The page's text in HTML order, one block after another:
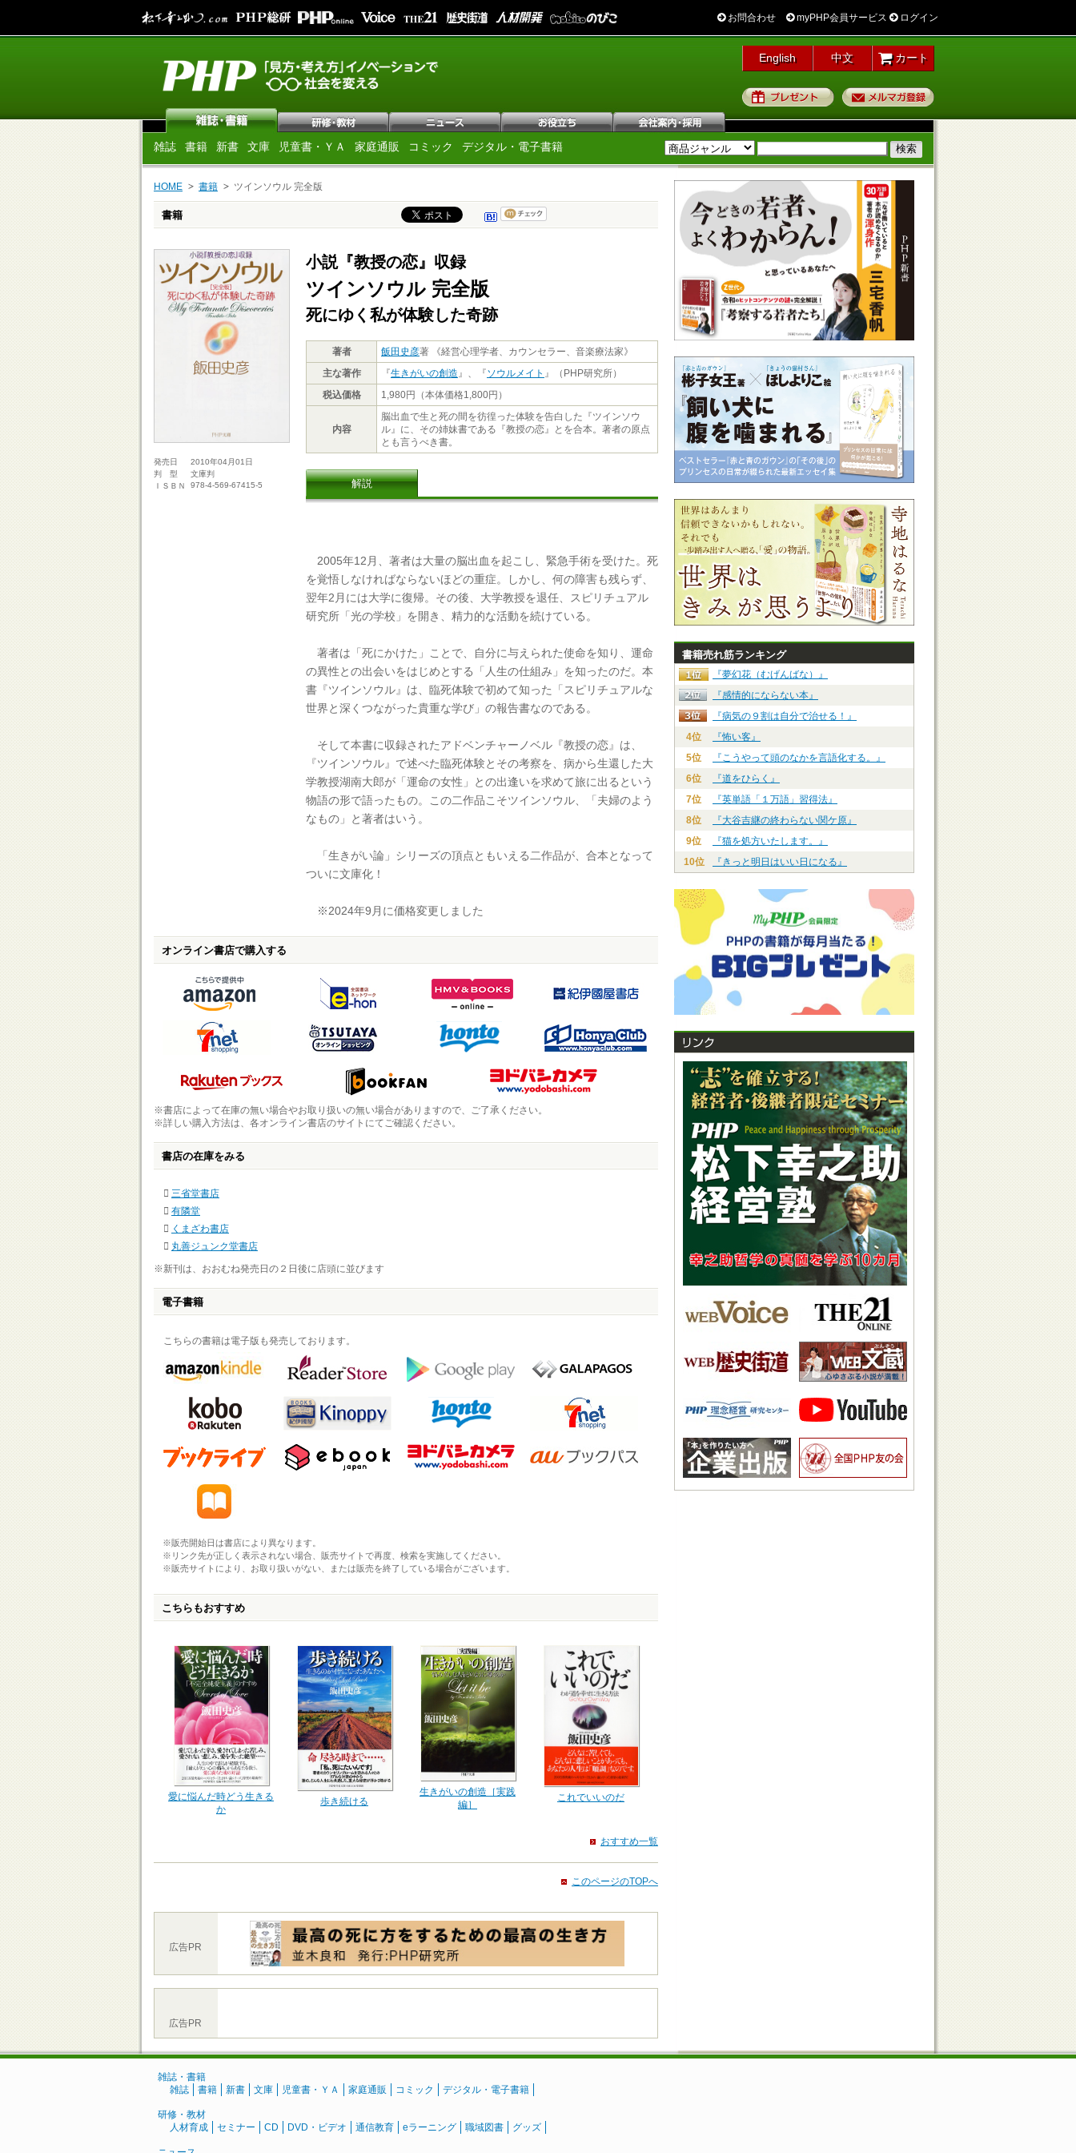
お問合わせ myPHP会員サービス ログイン
English 中文 カート
プレゼント
雑誌 書籍 新書 文庫 児童書・ＹＡ 家庭通販 コミック デジタル・電子書籍
HOME 書籍 ツインソウル 完全版
書籍
発売日
2010年04月01日
判 型
文庫判
ＩＳＢＮ
978-4-569-67415-5
小説『教授の恋』収録
ツインソウル 完全版
死にゆく私が体験した奇跡
著者 飯田史彦著 《経営心理学者、カウンセラー、音楽療法家》
主な著作
『生きがいの創造 』、『ソウルメイト 』（PHP研究所）
税込価格
1,980円（本体価格1,800円）
内容
脳出血で生と死の間を彷徨った体験を告白した『ツインソウ
ル』に、その姉妹書である『教授の恋』とを合本。著者の原点
とも言うべき書。
解説
2005年12月、著者は大量の脳出血を起こし、緊急手術を受けた。死
を覚悟しなければならないほどの重症。しかし、何の障害も残らず、
翌年2月には大学に復帰。その後、大学教授を退任、スピリチュアル
研究所「光の学校」を開き、精力的な活動を続けている。
著者は「死にかけた」ことで、自分に与えられた使命を知り、運命
の異性との出会いをはじめとする「人生の仕組み」を知ったのだ。本
書『ツインソウル』は、臨死体験で初めて知った「スピリチュアルな
世界と深くつながった貴重な学び」の報告書なのである。
そして本書に収録されたアドベンチャーノベル『教授の恋』は、
『ツインソウル』で述べた臨死体験とその考察を、病から生還した大
学教授湖南大郎が「運命の女性」との出逢いを求めて旅に出るという
物語の形で語ったもの。この二作品こそツインソウル、「夫婦のよう
なもの」と著者はいう。
「生きがい論」シリーズの頂点ともいえる二作品が、合本となって
ついに文庫化！
※2024年9月に価格変更しました
オンライン書店で購入する
※書店によって在庫の無い場合やお取り扱いの無い場合がありますので、ご了承ください。
※詳しい購入方法は、各オンライン書店のサイトにてご確認ください。
書店の在庫をみる
三省堂書店
有隣堂
くまざわ書店
丸善ジュンク堂書店
※新刊は、おおむね発売日の２日後に店頭に並びます
電子書籍
こちらの書籍は電子版も発売しております。
※販売開始日は書店により異なります。
※リンク先が正しく表示されない場合、販売サイトで再度、検索を実施してください。
※販売サイトにより、お取り扱いがない、または販売を終了している場合がございます。
こちらもおすすめ
愛に悩んだ時どう生きる
か
歩き続ける
生きがいの創造［実践
編］
これでいいのだ
おすすめ一覧
このページのTOPへ
広告PR
広告PR
書籍売れ筋ランキング
『夢幻花（むげんばな）』
『感情的にならない本』
『病気の９割は自分で治せる！』
4位
『怖い客』
5位
『こうやって頭のなかを言語化する。』
6位
『道をひらく』
7位
『英単語「１万語」習得法』
8位
『大谷吉継の終わらない関ケ原』
9位
『猫を処方いたします。』
10位
『きっと明日はいい日になる』
雑誌・書籍
雑誌
書籍 新書 文庫 児童書・ＹＡ 家庭通販 コミック デジタル・電子書籍
研修・教材
人材育成
セミナー CD DVD・ビデオ 通信教育 eラーニング 職域図書 グッズ